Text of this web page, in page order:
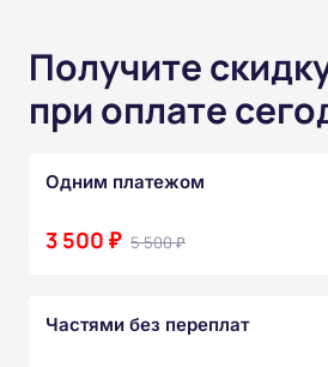
Получите
при оплате
Одним платежом
3 500 ₽ 5 500 ₽
Частями без переплат